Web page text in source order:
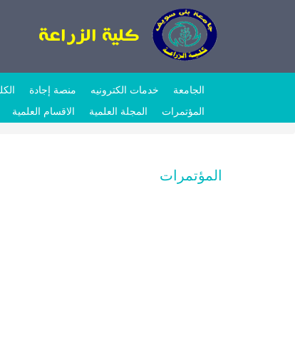
الجامعة خدمات الكترونيه منصة إجادة
المؤتمرات
المجلة العلمية الاقسام العلمية
المؤتمرات